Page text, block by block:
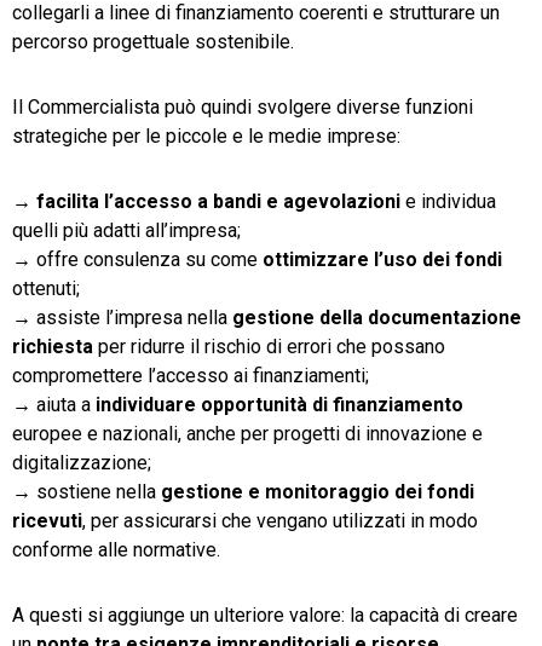
collegarli a linee di finanziamento coerenti e strutturare un
percorso progettuale sostenibile.
Il Commercialista può quindi svolgere diverse funzioni
strategiche per le piccole e le medie imprese:
→ facilita l’accesso a bandi e agevolazioni e individua
quelli più adatti all’impresa;
→ offre consulenza su come ottimizzare l’uso dei fondi
ottenuti;
→ assiste l’impresa nella gestione della documentazione
richiesta per ridurre il rischio di errori che possano
compromettere l’accesso ai finanziamenti;
→ aiuta a individuare opportunità di finanziamento
europee e nazionali, anche per progetti di innovazione e
digitalizzazione;
→ sostiene nella gestione e monitoraggio dei fondi
ricevuti, per assicurarsi che vengano utilizzati in modo
conforme alle normative.
A questi si aggiunge un ulteriore valore: la capacità di creare